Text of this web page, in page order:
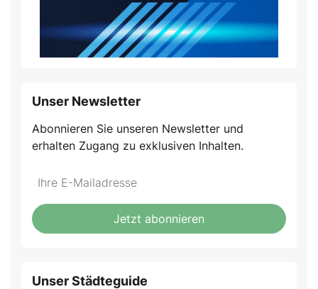
Unser Newsletter
Abonnieren Sie unseren Newsletter und
erhalten Zugang zu exklusiven Inhalten.
Do
fill
this
*Ihre
Mailadresse:
Jetzt abonnieren
Unser Städteguide